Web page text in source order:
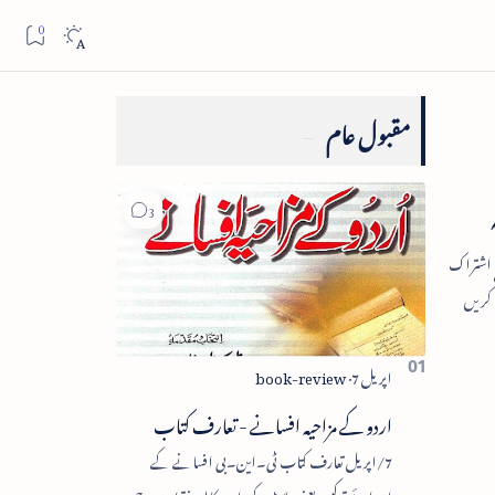
مقبول عام
اردو کے مزاحیہ افسانے - تعارف کتاب
7/اپریل تعارف کتاب ٹی۔این۔بی افسانے کے